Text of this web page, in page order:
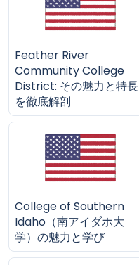
Feather River
Community College
District: その魅力と特長
を徹底解剖
College of Southern
Idaho（南アイダホ大
学）の魅力と学び